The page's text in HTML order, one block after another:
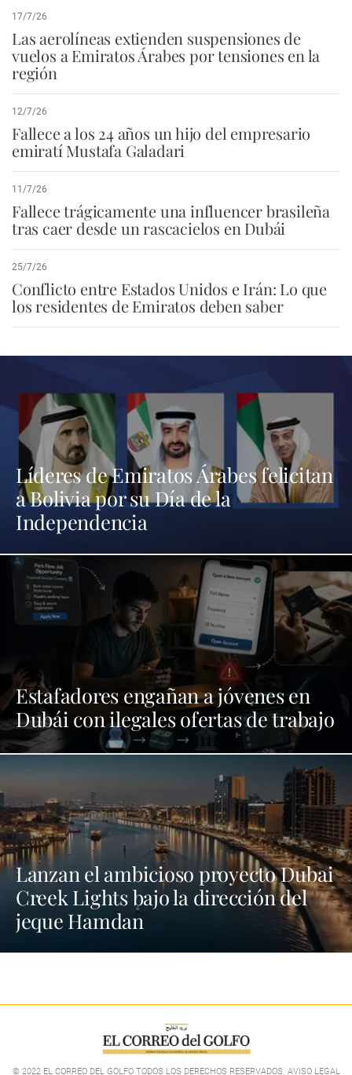
17/7/26
Las aerolíneas extienden suspensiones de
vuelos a Emiratos Árabes por tensiones en la
región
12/7/26
Fallece a los 24 años un hijo del empresario
emiratí Mustafa Galadari
11/7/26
Fallece trágicamente una influencer brasileña
tras caer desde un rascacielos en Dubái
25/7/26
Conflicto entre Estados Unidos e Irán: Lo que
los residentes de Emiratos deben saber
Líderes de Emiratos Árabes felicitan
a Bolivia por su Día de la
Independencia
Estafadores engañan a jóvenes en
Dubái con ilegales ofertas de trabajo
Lanzan el ambicioso proyecto Dubai
Creek Lights bajo la dirección del
jeque Hamdan
© 2022 EL CORREO DEL GOLFO TODOS LOS DERECHOS RESERVADOS. AVISO LEGAL